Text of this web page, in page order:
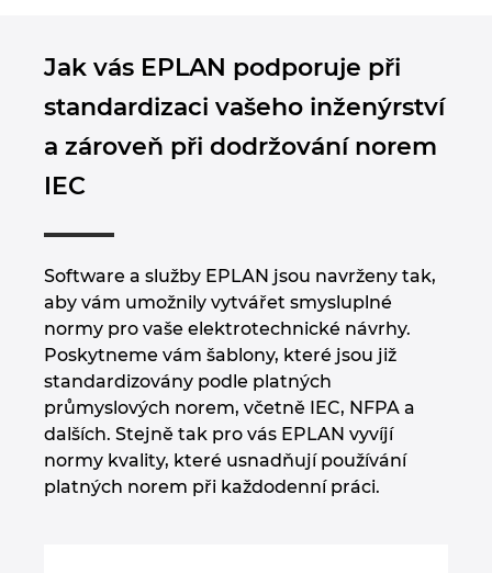
Jak vás EPLAN podporuje při
standardizaci vašeho inženýrství
a zároveň při dodržování norem
IEC
Software a služby EPLAN jsou navrženy tak,
aby vám umožnily vytvářet smysluplné
normy pro vaše elektrotechnické návrhy.
Poskytneme vám šablony, které jsou již
standardizovány podle platných
průmyslových norem, včetně IEC, NFPA a
dalších. Stejně tak pro vás EPLAN vyvíjí
normy kvality, které usnadňují používání
platných norem při každodenní práci.